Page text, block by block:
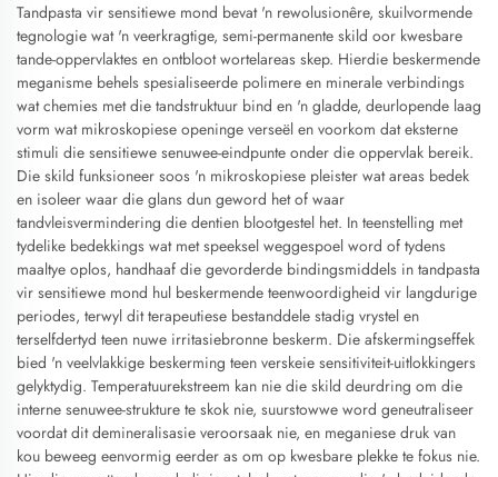
Tandpasta vir sensitiewe mond bevat 'n rewolusionêre, skuilvormende
tegnologie wat 'n veerkragtige, semi-permanente skild oor kwesbare
tande-oppervlaktes en ontbloot wortelareas skep. Hierdie beskermende
meganisme behels spesialiseerde polimere en minerale verbindings
wat chemies met die tandstruktuur bind en 'n gladde, deurlopende laag
vorm wat mikroskopiese openinge verseël en voorkom dat eksterne
stimuli die sensitiewe senuwee-eindpunte onder die oppervlak bereik.
Die skild funksioneer soos 'n mikroskopiese pleister wat areas bedek
en isoleer waar die glans dun geword het of waar
tandvleisvermindering die dentien blootgestel het. In teenstelling met
tydelike bedekkings wat met speeksel weggespoel word of tydens
maaltye oplos, handhaaf die gevorderde bindingsmiddels in tandpasta
vir sensitiewe mond hul beskermende teenwoordigheid vir langdurige
periodes, terwyl dit terapeutiese bestanddele stadig vrystel en
terselfdertyd teen nuwe irritasiebronne beskerm. Die afskermingseffek
bied 'n veelvlakkige beskerming teen verskeie sensitiviteit-uitlokkingers
gelyktydig. Temperatuurekstreem kan nie die skild deurdring om die
interne senuwee-strukture te skok nie, suurstowwe word geneutraliseer
voordat dit demineralisasie veroorsaak nie, en meganiese druk van
kou beweeg eenvormig eerder as om op kwesbare plekke te fokus nie.